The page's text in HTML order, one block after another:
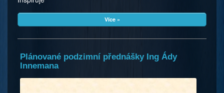
Více »
Plánované podzimní přednášky Ing Ády
Innemana